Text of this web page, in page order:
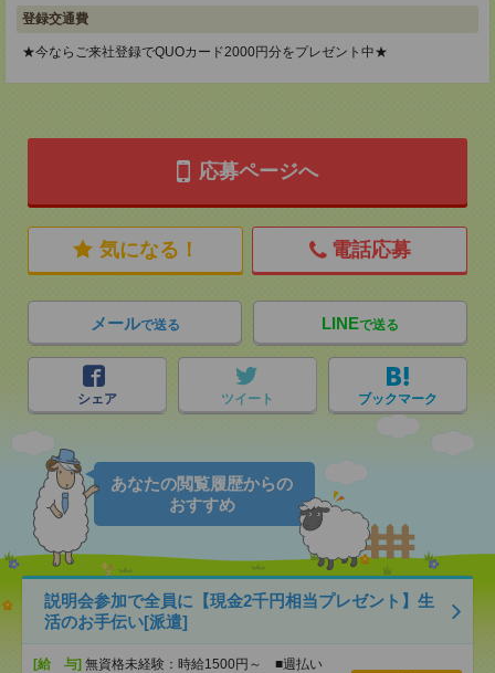
登録交通費
★今ならご来社登録でQUOカード2000円分をプレゼント中★
応募ページへ
気になる！ 電話応募
メールで送る LINEで送る
シェア ツイート ブックマーク
あなたの閲覧履歴からの
おすすめ
説明会参加で全員に【現金2千円相当プレゼント】生
活のお手伝い[派遣]
[給 与] 無資格未経験：時給1500円～ ■週払い